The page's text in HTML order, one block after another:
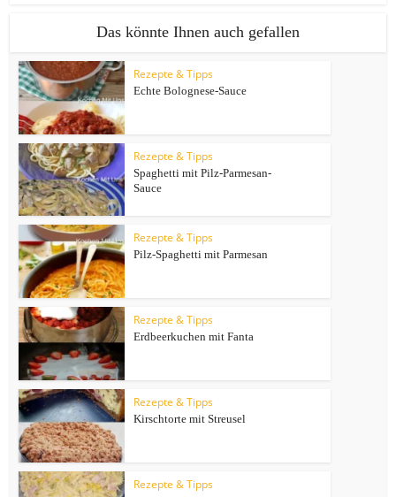
Das könnte Ihnen auch gefallen
Rezepte & Tipps
Echte Bolognese-Sauce
Rezepte & Tipps
Spaghetti mit Pilz-Parmesan-
Sauce
Rezepte & Tipps
Pilz-Spaghetti mit Parmesan
Rezepte & Tipps
Erdbeerkuchen mit Fanta
Rezepte & Tipps
Kirschtorte mit Streusel
Rezepte & Tipps